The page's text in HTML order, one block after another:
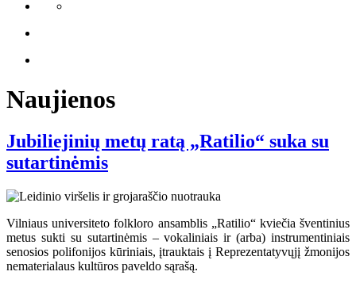
Naujienos
Jubiliejinių metų ratą „Ratilio“ suka su
sutartinėmis
Vilniaus universiteto folkloro ansamblis „Ratilio“ kviečia šventinius
metus sukti su sutartinėmis – vokaliniais ir (arba) instrumentiniais
senosios polifonijos kūriniais, įtrauktais į Reprezentatyvųjį žmonijos
nematerialaus kultūros paveldo sąrašą.